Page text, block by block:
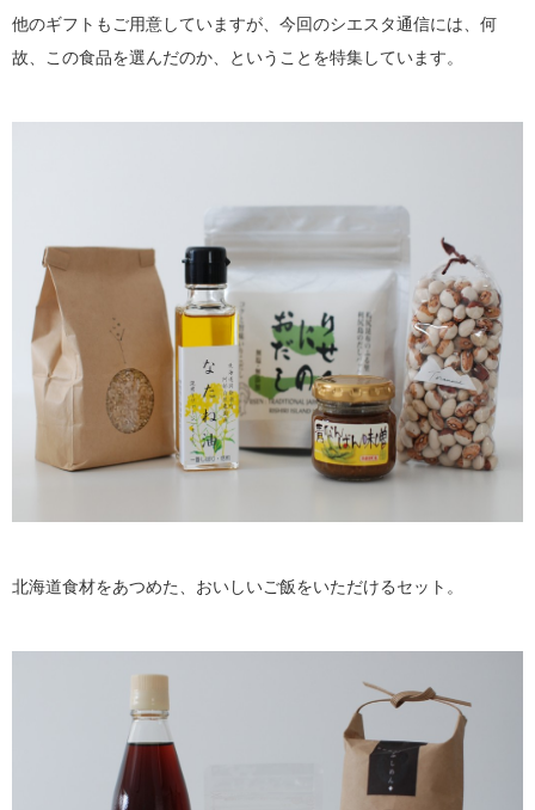
他のギフトもご用意していますが、今回のシエスタ通信には、何
故、この食品を選んだのか、ということを特集しています。
北海道食材をあつめた、おいしいご飯をいただけるセット。